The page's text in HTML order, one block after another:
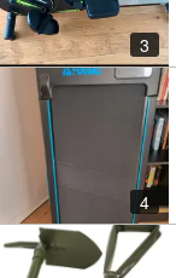
3
4